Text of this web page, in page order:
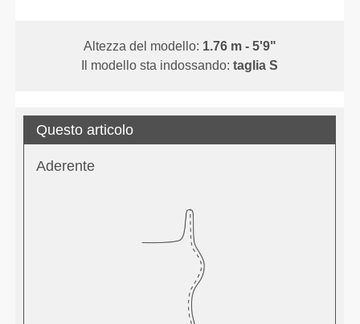
Altezza del modello: 1.76 m - 5'9"
Il modello sta indossando:taglia S
Questo articolo
Aderente